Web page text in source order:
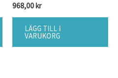
968,00kr
LÄGG TILL I
VARUKORG